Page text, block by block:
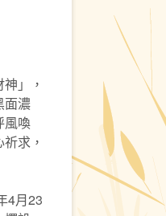
」，
面濃
風喚
求，
4月23